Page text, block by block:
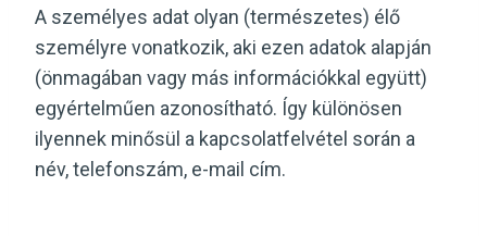
A személyes adat olyan (természetes) élő
személyre vonatkozik, aki ezen adatok alapján
(önmagában vagy más információkkal együtt)
egyértelműen azonosítható. Így különösen
ilyennek minősül a kapcsolatfelvétel során a
név, telefonszám, e-mail cím.